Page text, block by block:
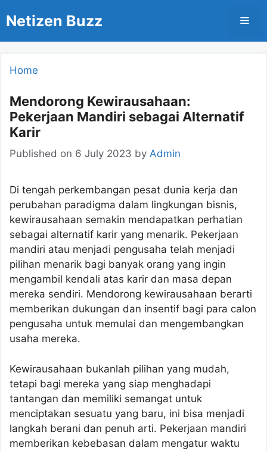
Netizen Buzz
Home
Mendorong Kewirausahaan:
Pekerjaan Mandiri sebagai Alternatif
Karir
Published on 6 July 2023 by Admin
Di tengah perkembangan pesat dunia kerja dan
perubahan paradigma dalam lingkungan bisnis,
kewirausahaan semakin mendapatkan perhatian
sebagai alternatif karir yang menarik. Pekerjaan
mandiri atau menjadi pengusaha telah menjadi
pilihan menarik bagi banyak orang yang ingin
mengambil kendali atas karir dan masa depan
mereka sendiri. Mendorong kewirausahaan berarti
memberikan dukungan dan insentif bagi para calon
pengusaha untuk memulai dan mengembangkan
usaha mereka.
Kewirausahaan bukanlah pilihan yang mudah,
tetapi bagi mereka yang siap menghadapi
tantangan dan memiliki semangat untuk
menciptakan sesuatu yang baru, ini bisa menjadi
langkah berani dan penuh arti. Pekerjaan mandiri
memberikan kebebasan dalam mengatur waktu